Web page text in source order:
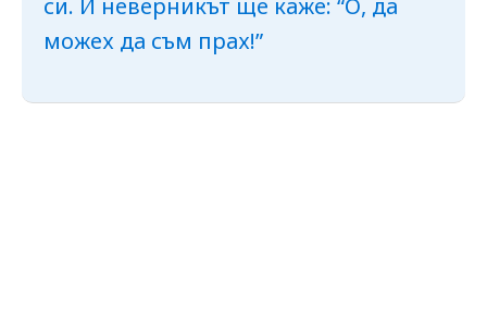
си. И неверникът ще каже: “О, да
можех да съм прах!”